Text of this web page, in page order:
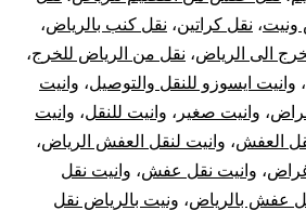
، نقل كراتين، نقل كنب بالرياض،
الى الرياض، نقل من الرياض للخرج،
، وانيت ايسوزو للنقل والتوصيل، وانيت
، وانيت صغير ، وانيت للنقل، وانيت
العفش، وانيت لنقل العفش الرياض،
، وانيت نقل عفش، وانيت نقل
عفش بالرياض، ونيت بالرياض نقل